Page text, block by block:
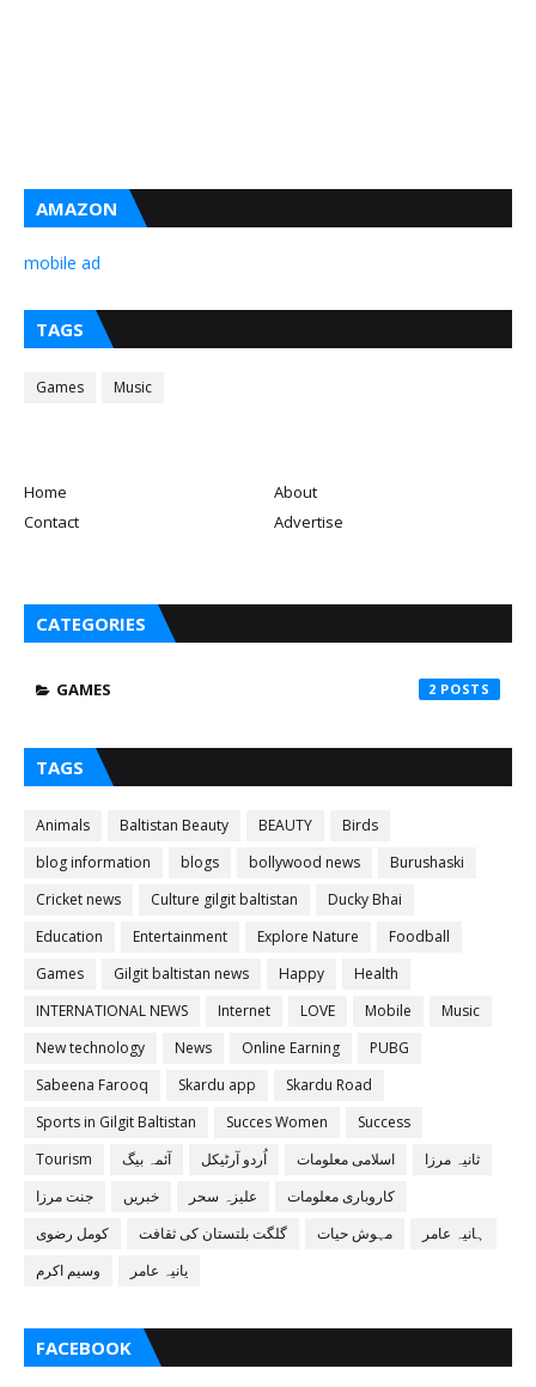
AMAZON
mobile ad
TAGS
Games Music
Home
About
Contact
Advertise
CATEGORIES
GAMES 2
TAGS
Animals Baltistan Beauty BEAUTY
Birds
blog information
blogs bollywood news
Burushaski
Cricket news
Culture gilgit baltistan
Ducky Bhai
Education
Entertainment Explore Nature
Foodball
Games
Gilgit baltistan news Happy
Health
INTERNATIONAL NEWS
Internet LOVE Mobile
Music
New technology
News Online Earning
PUBG
Sabeena Farooq
Skardu app
Skardu Road
Sports in Gilgit Baltistan
Succes Women
Success
Tourism
آئمہ بیگ اُردو آرٹیکل اسلامی معلومات
ثانیہ مرزا
جنت مرزا
خبریں علیزہ سحر
کاروباری معلومات
کومل رضوی
گلگت بلتستان کی ثقافت مہوش حیات
ہانیہ عامر
وسیم اکرم
یانیہ عامر
FACEBOOK